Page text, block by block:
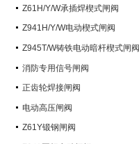
Z61H/Y/W承插焊楔式闸阀
Z941H/Y/W电动楔式闸阀
Z945T/W铸铁电动暗杆楔式闸阀
消防专用信号闸阀
正齿轮焊接闸阀
电动高压闸阀
Z61Y锻钢闸阀